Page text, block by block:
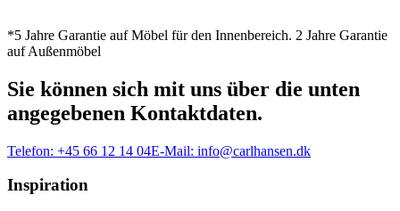
*5 Jahre Garantie auf Möbel für den Innenbereich. 2 Jahre Garantie
auf Außenmöbel
Sie können sich mit uns über die unten
angegebenen Kontaktdaten.
Telefon: +45 66 12 14 04E-Mail: info@carlhansen.dk
Inspiration